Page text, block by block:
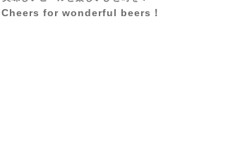
Cheers for wonderful beers！